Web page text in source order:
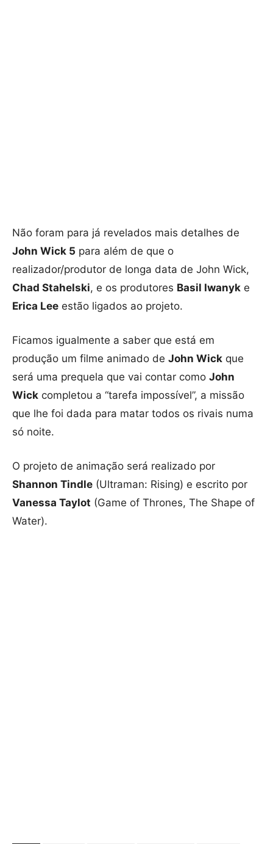
Não foram para já revelados mais detalhes de
John Wick 5 para além de que o
realizador/produtor de longa data de John Wick,
Chad Stahelski, e os produtores Basil Iwanyk e
Erica Lee estão ligados ao projeto.
Ficamos igualmente a saber que está em
produção um filme animado de John Wick que
será uma prequela que vai contar como John
Wick completou a “tarefa impossível”, a missão
que lhe foi dada para matar todos os rivais numa
só noite.
O projeto de animação será realizado por
Shannon Tindle (Ultraman: Rising) e escrito por
Vanessa Taylot (Game of Thrones, The Shape of
Water).